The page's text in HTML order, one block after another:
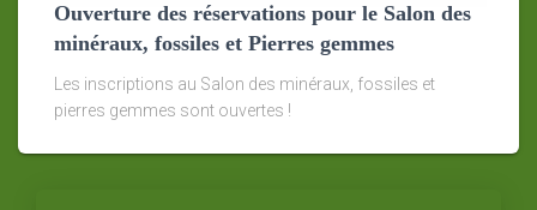
Ouverture des réservations pour le Salon des
minéraux, fossiles et Pierres gemmes
Les inscriptions au Salon des minéraux, fossiles et
pierres gemmes sont ouvertes !